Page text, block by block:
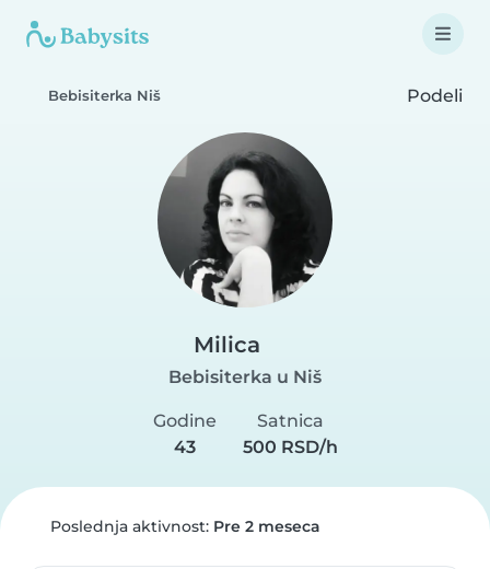
Bebisiterka Niš Podeli
Milica
Bebisiterka u Niš
Godine
43
Satnica
500 RSD/h
Poslednja aktivnost: Pre 2 meseca